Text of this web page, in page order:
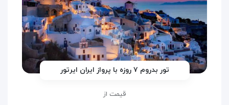
تور بدروم ۷ روزه با پرواز ایران ایرتور
قیمت از